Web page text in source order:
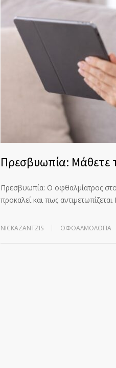
Πρεσβυωπία: Μάθετε
Πρεσβυωπία: Ο οφθαλμίατρος στο
προκαλεί και πως
NICKAZANTZIS ΟΦΘΑΛΜΟΛΟΓΊΑ